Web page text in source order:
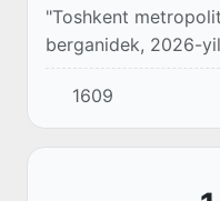
"Toshkent
berganidek, 2026-
liniyasining "Turon"
dekorativ qoplama
platform...
1609